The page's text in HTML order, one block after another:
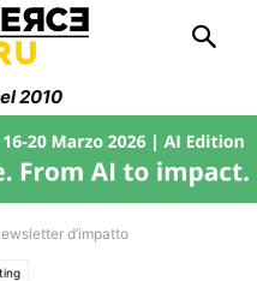
2010
d’impatto